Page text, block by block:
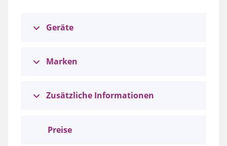
Geräte
Marken
Zusätzliche Informationen
Preise